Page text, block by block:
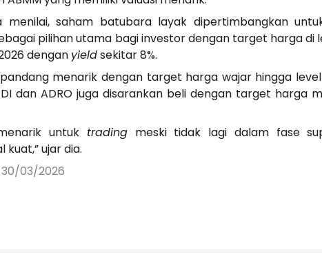
menilai, saham batubara layak dipertimbangkan
pilihan utama bagi investor dengan target harga di
dengan yieldsekitar 8%.
menarik dengan target harga wajar hingga
dan ADRO juga disarankan beli dengan target harga
untuk tradingmeski tidak lagi dalam fase
ujar dia.
03/2026